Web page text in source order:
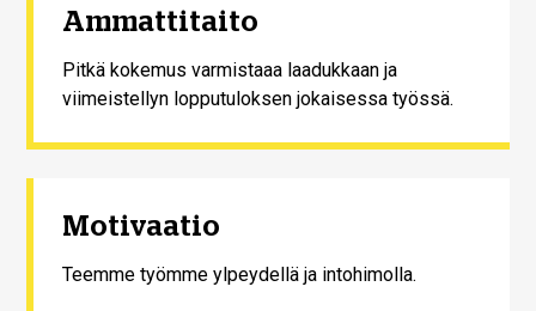
Ammattitaito
Pitkä kokemus varmistaaa laadukkaan ja
viimeistellyn lopputuloksen jokaisessa työssä.
Motivaatio
Teemme työmme ylpeydellä ja intohimolla.